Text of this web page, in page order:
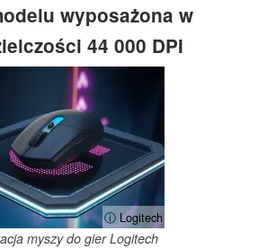
wyposażona w
44 000 DPI
ⓘ Logitech
myszy do gier Logitech